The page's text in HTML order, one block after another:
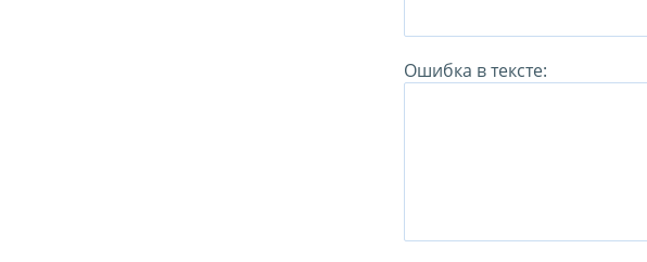
Ошибка в тексте: